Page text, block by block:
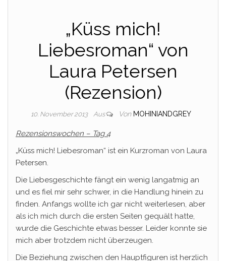
„Küss mich!
Liebesroman“ von
Laura Petersen
(Rezension)
10. November 2013 Aus Von MOHINIANDGREY
Rezensionswochen – Tag 4
„Küss mich! Liebesroman“ ist ein Kurzroman von Laura
Petersen.
Die Liebesgeschichte fängt ein wenig langatmig an
und es fiel mir sehr schwer, in die Handlung hinein zu
finden. Anfangs wollte ich gar nicht weiterlesen, aber
als ich mich durch die ersten Seiten gequält hatte,
wurde die Geschichte etwas besser. Leider konnte sie
mich aber trotzdem nicht überzeugen.
Die Beziehung zwischen den Hauptfiguren ist herzlich